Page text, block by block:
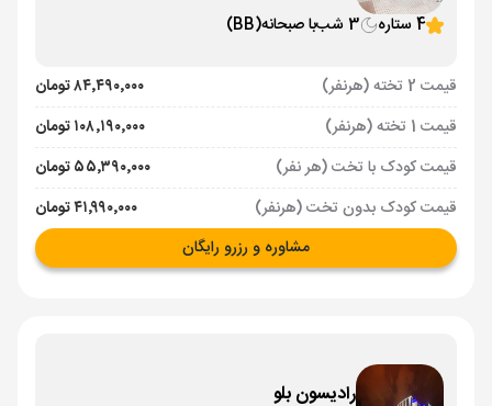
4 ستاره
3 شب با صبحانه(BB)
قیمت 2 تخته (هرنفر)
۸۴٬۴۹۰٬۰۰۰ تومان
قیمت 1 تخته (هرنفر)
۱۰۸٬۱۹۰٬۰۰۰ تومان
قیمت کودک با تخت (هر نفر)
۵۵٬۳۹۰٬۰۰۰ تومان
قیمت کودک بدون تخت (هرنفر)
۴۱٬۹۹۰٬۰۰۰ تومان
مشاوره و رزرو رایگان
رادیسون بلو